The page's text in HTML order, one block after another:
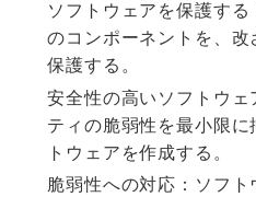
ソフトウェアを保護す
のコンポーネントを、
保護する。
安全性の高いソフトウェ
ティの脆弱性を最小限
トウェアを作成する。
脆弱性への対応：ソフ